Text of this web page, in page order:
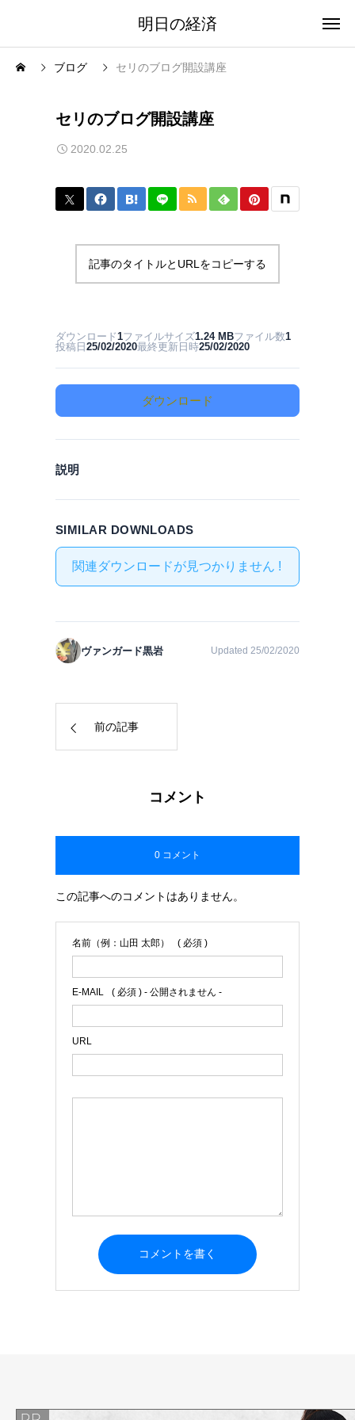
明日の経済
ブログ セリのブログ開設講座
セリのブログ開設講座
2020.02.25
記事のタイトルとURLをコピーする
ダウンロード1ファイルサイズ1.24 MBファイル数1
投稿日 25/02/2020最終更新日時25/02/2020
ダウンロード
説明
SIMILAR DOWNLOADS
関連ダウンロードが見つかりません !
ヴァンガード黒岩 Updated 25/02/2020
前の記事
コメント
0 コメント
この記事へのコメントはありません。
名前（例：山田 太郎） ( 必須 )
E-MAIL ( 必須 ) - 公開されません -
URL